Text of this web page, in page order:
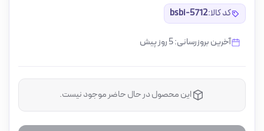
کد کالا:bsbi-5712
آخرین بروزرسانی: 5 روز پیش
این محصول در حال حاضر موجود نیست.